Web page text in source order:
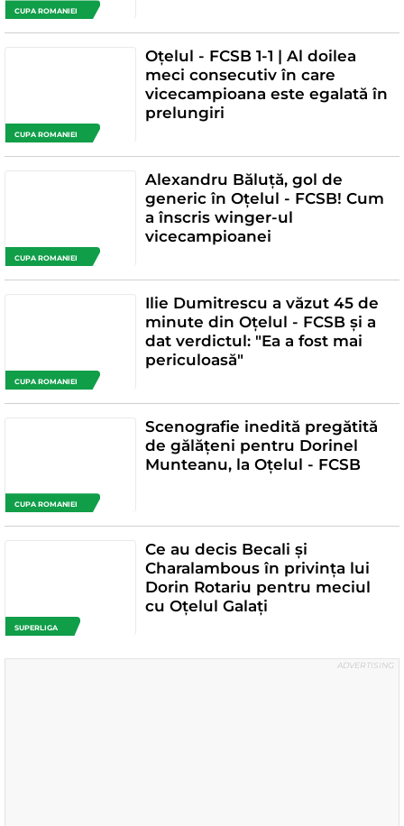
CUPA ROMANIEI
CUPA ROMANIEI
Oțelul - FCSB 1-1 | Al doilea
meci consecutiv în care
vicecampioana este egalată în
prelungiri
CUPA ROMANIEI
Alexandru Băluță, gol de
generic în Oțelul - FCSB! Cum
a înscris winger-ul
vicecampioanei
CUPA ROMANIEI
Ilie Dumitrescu a văzut 45 de
minute din Oțelul - FCSB și a
dat verdictul: "Ea a fost mai
periculoasă"
CUPA ROMANIEI
Scenografie inedită pregătită
de gălățeni pentru Dorinel
Munteanu, la Oțelul - FCSB
SUPERLIGA
Ce au decis Becali și
Charalambous în privința lui
Dorin Rotariu pentru meciul
cu Oțelul Galați